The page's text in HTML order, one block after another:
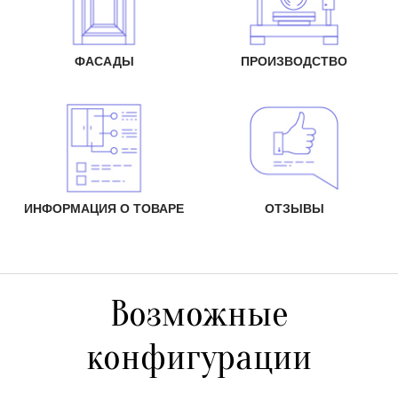
ФАСАДЫ ПРОИЗВОДСТВО
ИНФОРМАЦИЯ О ТОВАРЕ ОТЗЫВЫ
Возможные
конфигурации